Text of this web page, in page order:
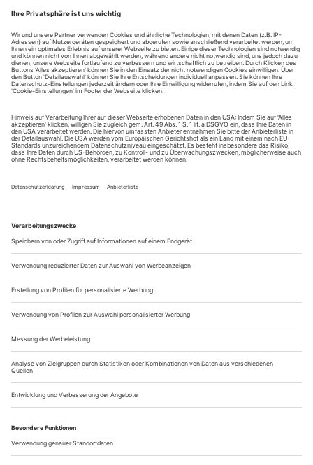
Im Theater sah man sie bislang seltener, sowohl auf der Bühne als
auch im Zuschauerraum. Das ändert sich gerade. Die Neuköllner
Oper und das Ballhaus Naunynstraße machen Theater über und mit
Einwanderern der zweiten und dritten Generation, die die
Opferrolle leid sind. Ein Gespräch mit Shermin Langhoff, Jens Hillje
und Bernhard Glocksin über Sinn und Unsinn von Multikulti, ein
neues deutsches Selbstverständnis, Selbstermächtigung und die
vermittelnde Kraft von Musik
Theater heuteWorüber wir heute reden wollen, ist gar nicht
Sprachgebrauch auf vermintes Gelände. Vorsichtig formuliert
Räuspern von Shermin Langhoff). Die damit verbundene
Debatte lässt sich vereinfacht auf drei Positionen
herunterbrechen. Die erste ist das sogenannte...
Neue Stücke
Die interessantesten Uraufführungen im Januar 2011, ausgewählt von
der «Theater heute»-Redaktion.
«Annika oder Wir sind nichts»heißt ein neues Stück aus
den «topographischen, städtebaulichen und seelischen
Provinzen», das am Deutschen Theater uraufgeführt wird.
Und da es vom naturwissenschaftlich versierten Pop-Literaten
Dietmar Dath
Ritt­berger auf ein paar diskursive Anstrengungen gefasst
René Pollesch